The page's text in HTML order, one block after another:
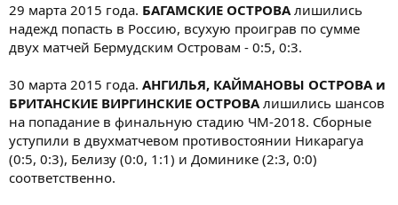
29 марта 2015 года. БАГАМСКИЕ ОСТРОВАлишились
надежд попасть в Россию, всухую проиграв по сумме
двух матчей Бермудским Островам - 0:5, 0:3.
30 марта 2015 года. АНГИЛЬЯ, КАЙМАНОВЫ ОСТРОВА и
БРИТАНСКИЕ ВИРГИНСКИЕ ОСТРОВАлишились шансов
на попадание в финальную стадию ЧМ-2018. Сборные
уступили в двухматчевом противостоянии Никарагуа
(0:5, 0:3), Белизу (0:0, 1:1) и Доминике (2:3, 0:0)
соответственно.